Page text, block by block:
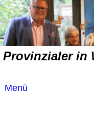
Provinzialer in
Menü